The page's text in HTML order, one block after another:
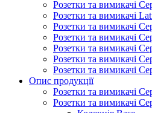
Розетки та вимикачі
Розетки та вимикачі
Розетки та вимикачі
Розетки та вимикачі
Розетки та вимикачі
Розетки та вимикачі
Розетки та вимикачі
Опис продукції
Розетки та вимикачі
Розетки та вимикачі